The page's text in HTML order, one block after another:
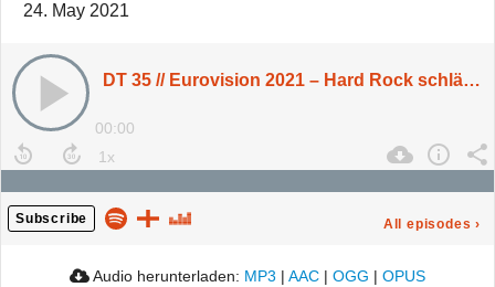
24. May 2021
DT 35 // Eurovision 2021 – Hard Rock schlägt Glitzerkleid
00:00
Subscribe All episodes ›
Audio herunterladen: MP3 | AAC | OGG | OPUS